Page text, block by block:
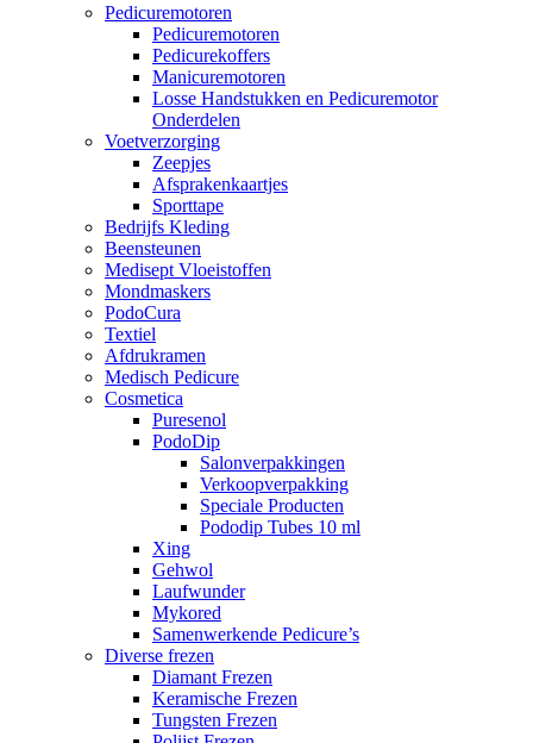
Pedicuremotoren
Pedicuremotoren
Pedicurekoffers
Manicuremotoren
Losse Handstukken en Pedicuremotor
Onderdelen
Voetverzorging
Zeepjes
Afsprakenkaartjes
Sporttape
Bedrijfs Kleding
Beensteunen
Medisept Vloeistoffen
Mondmaskers
PodoCura
Textiel
Afdrukramen
Medisch Pedicure
Cosmetica
Puresenol
PodoDip
Salonverpakkingen
Verkoopverpakking
Speciale Producten
Pododip Tubes 10 ml
Xing
Gehwol
Laufwunder
Mykored
Samenwerkende Pedicure’s
Diverse frezen
Diamant Frezen
Keramische Frezen
Tungsten Frezen